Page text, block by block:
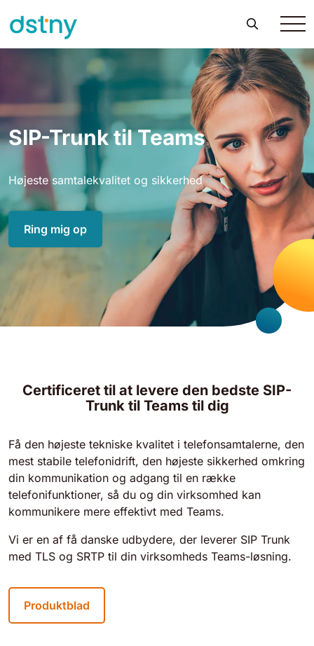
SIP-Trunk til Teams
Højeste samtalekvalitet og sikkerhed
Ring mig op
Certificeret til at levere den bedste SIP-
Trunk til Teams til dig
Få den højeste tekniske kvalitet i telefonsamtalerne, den
mest stabile telefonidrift, den højeste sikkerhed omkring
din kommunikation og adgang til en række
telefonifunktioner, så du og din virksomhed kan
kommunikere mere effektivt med Teams.
Vi er en af få danske udbydere, der leverer SIP Trunk
med TLS og SRTP til din virksomheds Teams-løsning.
Produktblad